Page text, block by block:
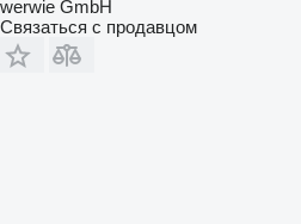
werwie GmbH
Связаться с продавцом